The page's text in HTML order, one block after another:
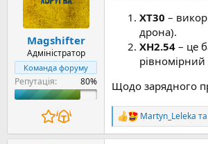
Magshifter
Адміністратор
Команда форуму
Репутація:
XT30 –
дрона).
XH2.54 – це
рівномірний
Щодо зарядного
Р
е
Martyn_Leleka та